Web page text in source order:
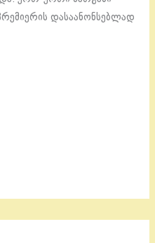
დასაანონსებლად